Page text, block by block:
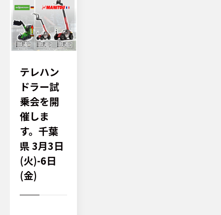
テレハン
ドラー試
乗会を開
催しま
す。千葉
県 3月3日
(火)-6日
(金)